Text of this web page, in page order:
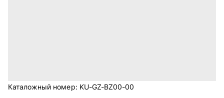
Каталожный номер: KU-GZ-BZ00-00